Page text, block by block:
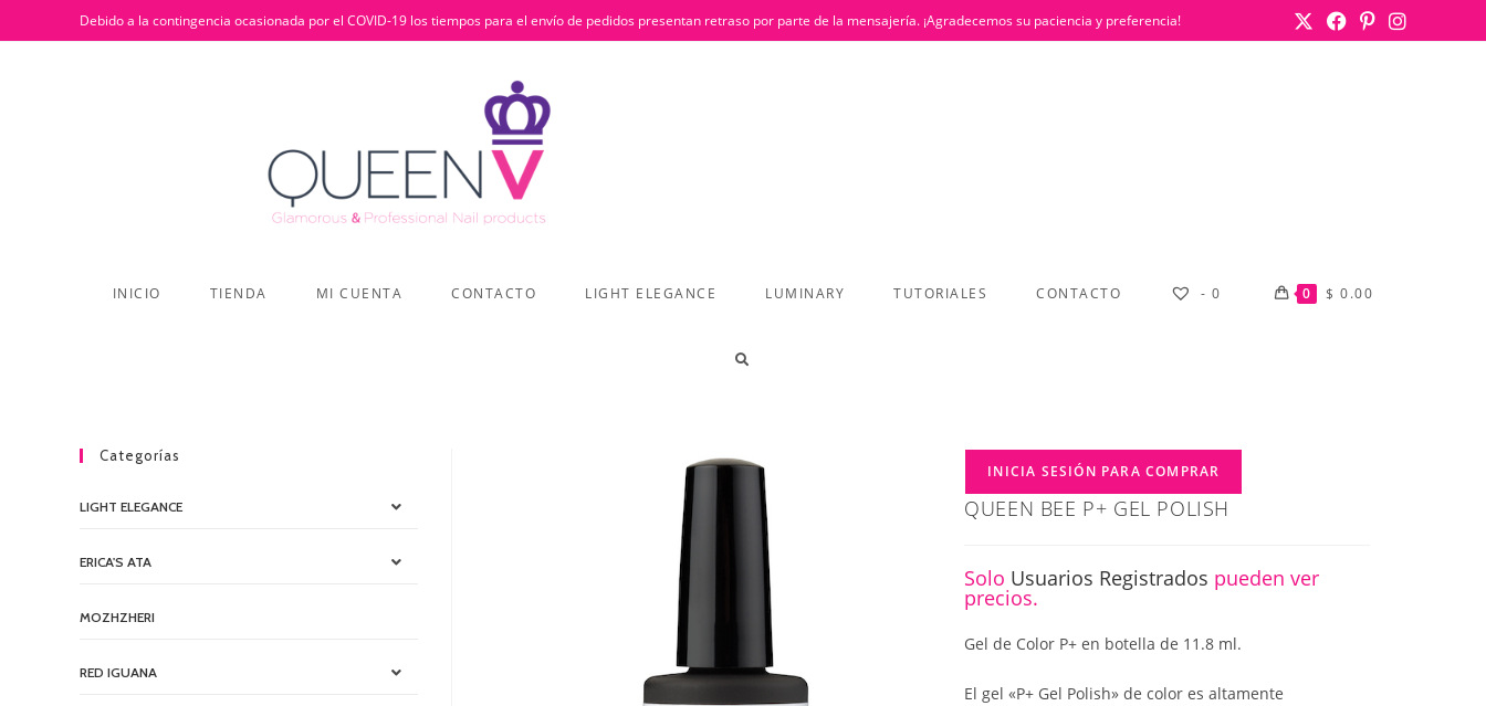
Debido a la contingencia ocasionada por el COVID-19 los tiempos para el envío de pedidos presentan retraso por parte de la mensajería. ¡Agradecemos su paciencia y preferencia!
INICIO TIENDA MI CUENTA CONTACTO LIGHT ELEGANCE LUMINARY TUTORIALES CONTACTO - 0 0 $ 0.00
INICIA SESIÓN PARA COMPRAR
QUEEN BEE P+ GEL POLISH
Solo Usuarios Registrados pueden ver
precios.
Gel de Color P+ en botella de 11.8 ml.
El gel «P+ Gel Polish» de color es altamente
Categorías
LIGHT ELEGANCE
ERICA'S ATA
MOZHZHERI
RED IGUANA